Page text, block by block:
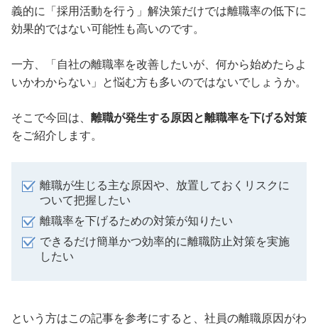
義的に「採用活動を行う」解決策だけでは離職率の低下に
効果的ではない可能性も高いのです。
一方、「自社の離職率を改善したいが、何から始めたらよ
いかわからない」と悩む方も多いのではないでしょうか。
そこで今回は、 離職が発生する原因と離職率を下げる対策
をご紹介します。
離職が生じる主な原因や、放置しておくリスクに
ついて把握したい
離職率を下げるための対策が知りたい
できるだけ簡単かつ効率的に離職防止対策を実施
したい
という方はこの記事を参考にすると、社員の離職原因がわ